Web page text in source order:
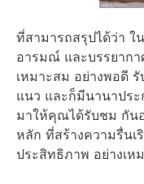
ที่สามารถสรุปได้ว่า ใ
อารมณ์ และบรรยากา
เหมาะสม อย่างพอดี
แนว และก็มีนานาปร
มาให้คุณได้รับชม กันอ
หลัก ที่สร้างความรื่นเ
ประสิทธิภาพ อย่างเห